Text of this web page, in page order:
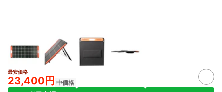
最安価格
23,400円 中価格